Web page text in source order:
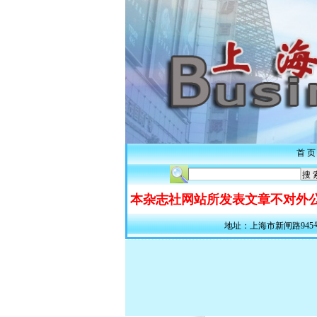
首 页
本杂志社网站所发表文章不对外
地址：上海市新闸路